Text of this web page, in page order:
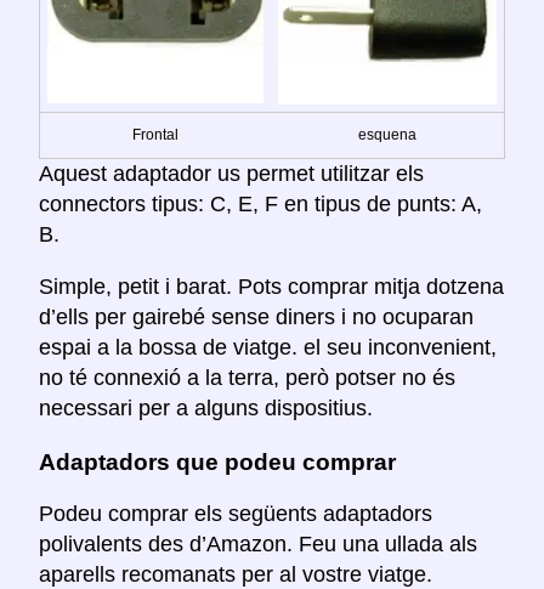
Frontal esquena
Aquest adaptador us permet utilitzar els
connectors tipus: C, E, F en tipus de punts: A,
B.
Simple, petit i barat. Pots comprar mitja dotzena
d’ells per gairebé sense diners i no ocuparan
espai a la bossa de viatge. el seu inconvenient,
no té connexió a la terra, però potser no és
necessari per a alguns dispositius.
Adaptadors que podeu comprar
Podeu comprar els següents adaptadors
polivalents des d’Amazon. Feu una ullada als
aparells recomanats per al vostre viatge.